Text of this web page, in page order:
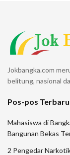
Jokbangka.com
belitung, nasional
Pos-pos Terbaru
Mahasiswa di
Bangunan Bekas
2 Pengedar